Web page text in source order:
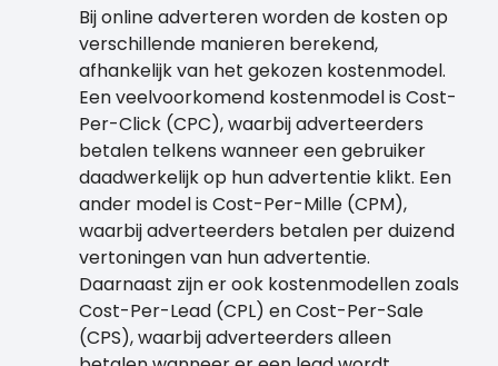
Bij online adverteren worden de kosten op
verschillende manieren berekend,
afhankelijk van het gekozen kostenmodel.
Een veelvoorkomend kostenmodel is Cost-
Per-Click (CPC), waarbij adverteerders
betalen telkens wanneer een gebruiker
daadwerkelijk op hun advertentie klikt. Een
ander model is Cost-Per-Mille (CPM),
waarbij adverteerders betalen per duizend
vertoningen van hun advertentie.
Daarnaast zijn er ook kostenmodellen zoals
Cost-Per-Lead (CPL) en Cost-Per-Sale
(CPS), waarbij adverteerders alleen